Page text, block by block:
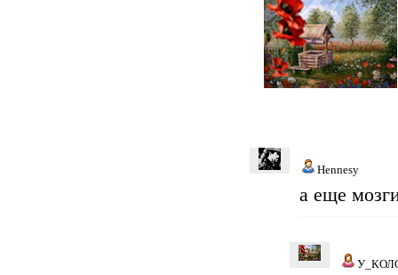
Hennesy
а еще